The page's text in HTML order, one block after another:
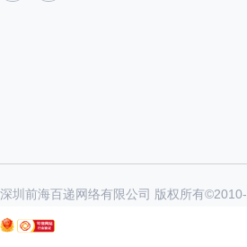
深圳前海百递网络有限公司 版权所有©2010-